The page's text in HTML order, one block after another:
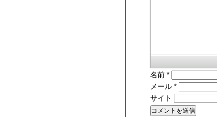
名前 *
メール *
サイト